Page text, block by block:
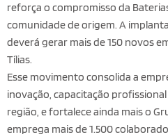
reforça o compromisso da
comunidade de origem. A
deverá gerar mais de 150 novos
Tílias.
Esse movimento consolida a
inovação, capacitação
região, e fortalece ainda mais o
emprega mais de 1.500